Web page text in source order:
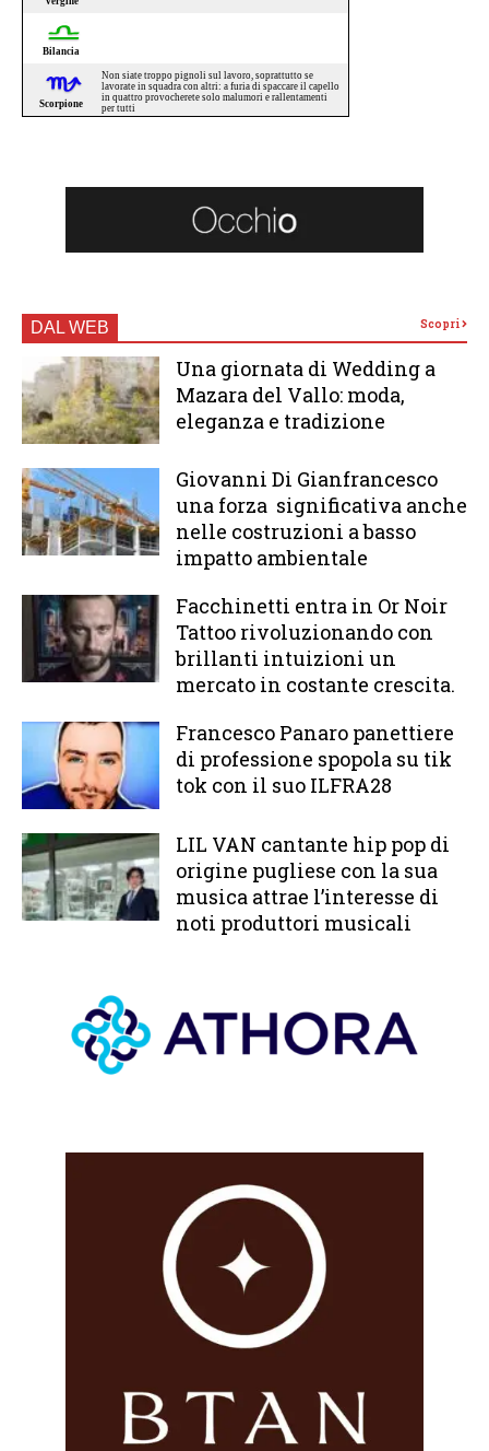
DAL WEB Scopri
Una giornata di Wedding a
Mazara del Vallo: moda,
eleganza e tradizione
Giovanni Di Gianfrancesco
una forza significativa anche
nelle costruzioni a basso
impatto ambientale
Facchinetti entra in Or Noir
Tattoo rivoluzionando con
brillanti intuizioni un
mercato in costante crescita.
Francesco Panaro panettiere
di professione spopola su tik
tok con il suo ILFRA28
LIL VAN cantante hip pop di
origine pugliese con la sua
musica attrae l’interesse di
noti produttori musicali